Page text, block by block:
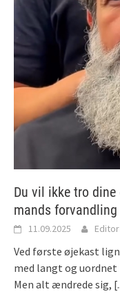
Du vil ikke tro dine
mands
11.09.2025
Ved første øjekast
med langt og uordnet
Men alt ændrede sig,